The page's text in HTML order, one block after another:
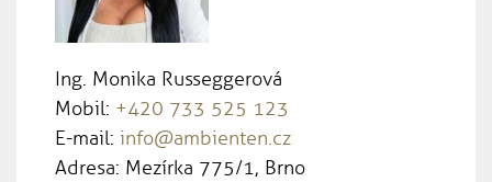
Ing. Monika Russeggerová
Mobil: +420 733 525 123
E-mail: info@ambienten.cz
Adresa: Mezírka 775/1, Brno